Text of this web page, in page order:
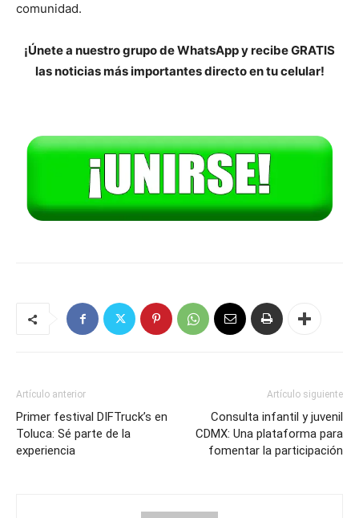
comunidad.
¡Únete a nuestro grupo de WhatsApp y recibe GRATIS
las noticias más importantes directo en tu celular!
Artículo anterior
Primer festival DIFTruck’s en
Toluca: Sé parte de la
experiencia
Artículo siguiente
Consulta infantil y juvenil
CDMX: Una plataforma para
fomentar la participación